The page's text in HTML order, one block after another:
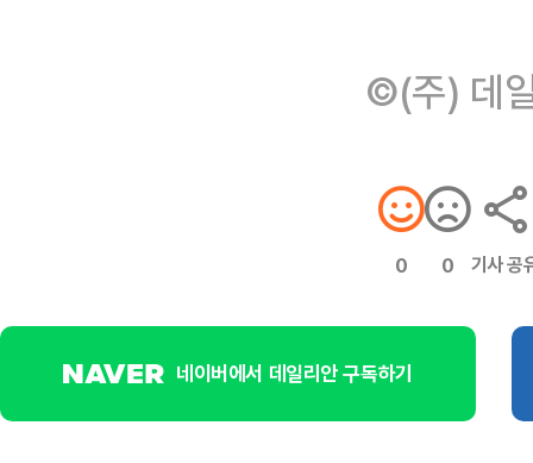
©(주) 데
0 0 기사 공
네이버에서 데일리안 구독하기